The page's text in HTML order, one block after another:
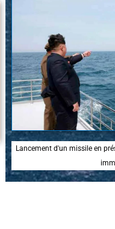
Lancement d'un missile en